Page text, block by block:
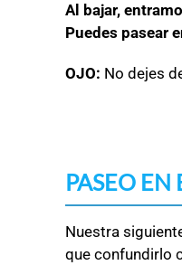
Al bajar,
Puedes pasear
OJO: No dejes
PASEO EN
Nuestra
que confundirlo